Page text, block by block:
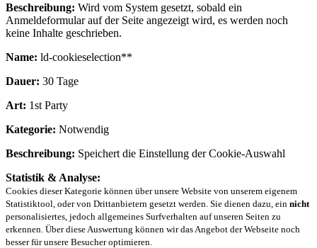
Beschreibung: Wird vom System gesetzt, sobald ein
Anmeldeformular auf der Seite angezeigt wird, es werden noch
keine Inhalte geschrieben.
Name: ld-cookieselection**
Dauer: 30 Tage
Art: 1st Party
Kategorie: Notwendig
Beschreibung: Speichert die Einstellung der Cookie-Auswahl
Statistik & Analyse:
Cookies dieser Kategorie können über unsere Website von unserem eigenem
Statistiktool, oder von Drittanbietern gesetzt werden. Sie dienen dazu, ein nicht
personalisiertes, jedoch allgemeines Surfverhalten auf unseren Seiten zu
erkennen. Über diese Auswertung können wir das Angebot der Webseite noch
besser für unsere Besucher optimieren.